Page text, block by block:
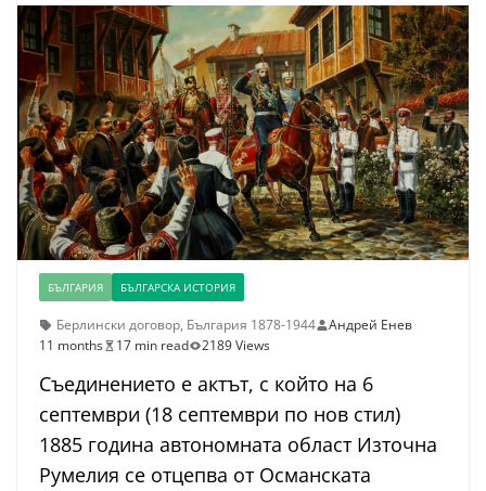
БЪЛГАРИЯ БЪЛГАРСКА ИСТОРИЯ
Берлински договор, България 1878-1944
Андрей Енев
11 months
17 min read 2189 Views
Съединението е актът, с който на 6
септември (18 септември по нов стил)
1885 година автономната област Източна
Румелия се отцепва от Османската